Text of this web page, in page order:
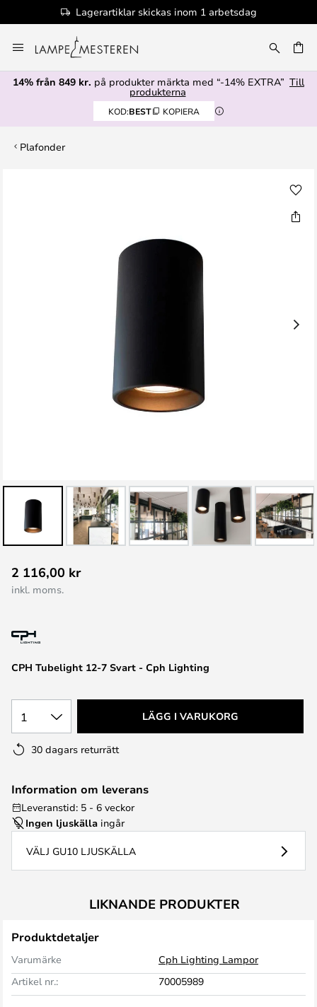
Lagerartiklar skickas inom 1 arbetsdag
till
innehållet
14% från 849 kr. på produkter märkta med “-14% EXTRA” Till
produkterna
KOD:BEST KOPIERA
Plafonder
till
början
bildgalleriet
CPH Tubelight 12-7 Svart - Cph Lighting
2 116,00 kr
inkl. moms.
1 LÄGG I VARUKORG
30 dagars returrätt
Information om leverans
Leveranstid: 5 - 6 veckor
Ingen ljuskälla ingår
VÄLJ GU10 LJUSKÄLLA
LIKNANDE PRODUKTER
Produktdetaljer
Varumärke
Cph Lighting Lampor
Artikel nr.:
70005989